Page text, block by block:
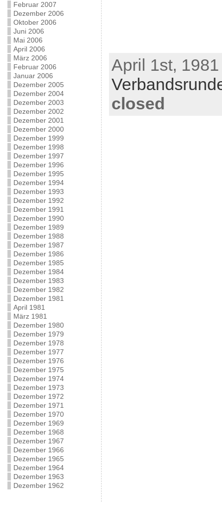
Februar 2007
Dezember 2006
Oktober 2006
Juni 2006
Mai 2006
April 2006
März 2006
Februar 2006
Januar 2006
Dezember 2005
Dezember 2004
Dezember 2003
Dezember 2002
Dezember 2001
Dezember 2000
Dezember 1999
Dezember 1998
Dezember 1997
Dezember 1996
Dezember 1995
Dezember 1994
Dezember 1993
Dezember 1992
Dezember 1991
Dezember 1990
Dezember 1989
Dezember 1988
Dezember 1987
Dezember 1986
Dezember 1985
Dezember 1984
Dezember 1983
Dezember 1982
Dezember 1981
April 1981
März 1981
Dezember 1980
Dezember 1979
Dezember 1978
Dezember 1977
Dezember 1976
Dezember 1975
Dezember 1974
Dezember 1973
Dezember 1972
Dezember 1971
Dezember 1970
Dezember 1969
Dezember 1968
Dezember 1967
Dezember 1966
Dezember 1965
Dezember 1964
Dezember 1963
Dezember 1962
April 1st,
closed